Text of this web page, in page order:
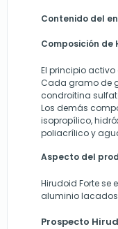
Contenido del
Composición de
El principio
Cada gramo de
condroitina
Los demás
isopropílico,
poliacrílico y
Aspecto del
Hirudoid Forte se
aluminio
Prospecto